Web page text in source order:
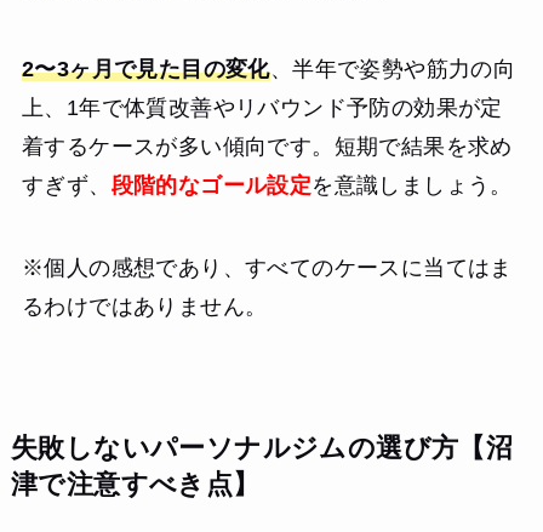
2〜3ヶ月で見た目の変化、半年で姿勢や筋力の向
上、1年で体質改善やリバウンド予防の効果が定
着するケースが多い傾向です。短期で結果を求め
すぎず、 段階的なゴール設定を意識しましょう。
※個人の感想であり、すべてのケースに当てはま
るわけではありません。
失敗しないパーソナルジムの選び方【沼
津で注意すべき点】